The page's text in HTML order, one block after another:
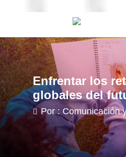
Enfrentar los
globales del
Por : Comunicación